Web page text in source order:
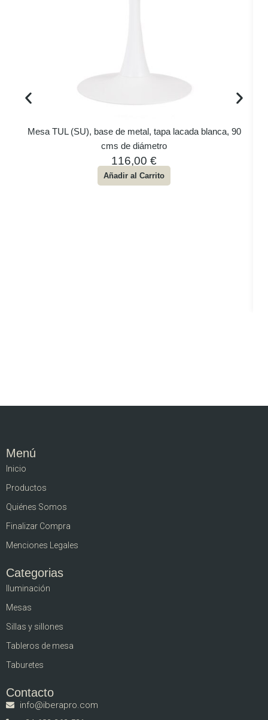
Mesa TUL (SU), base de metal, tapa lacada blanca, 90
cms de diámetro
116,00 €
Añadir al Carrito
Menú
Inicio
Productos
Quiénes Somos
Finalizar Compra
Menciones Legales
Categorias
Iluminación
Mesas
Sillas y sillones
Tableros de mesa
Taburetes
Contacto
info@iberapro.com